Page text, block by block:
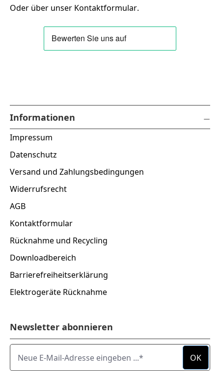
Oder über unser Kontaktformular.
Informationen
Impressum
Datenschutz
Versand und Zahlungsbedingungen
Widerrufsrecht
AGB
Kontaktformular
Rücknahme und Recycling
Downloadbereich
Barrierefreiheitserklärung
Elektrogeräte Rücknahme
Newsletter abonnieren
Neue E-Mail-Adresse eingeben ...
OK